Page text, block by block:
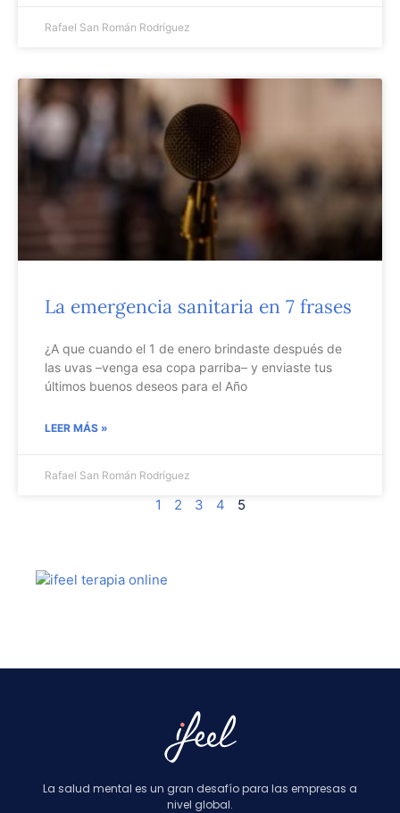
Rafael San Román Rodríguez
La emergencia sanitaria en 7 frases
¿A que cuando el 1 de enero brindaste después de
las uvas –venga esa copa parriba– y enviaste tus
últimos buenos deseos para el Año
LEER MÁS »
Rafael San Román Rodríguez
1 2 3 4 5
La salud mental es un gran desafío para las empresas a
nivel global.